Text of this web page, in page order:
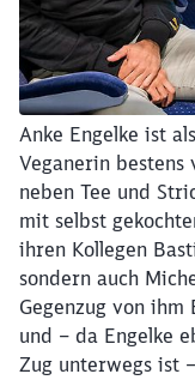
Anke Engelke ist
Veganerin
neben Tee und
mit selbst
ihren Kollegen
sondern auch
Gegenzug von
und – da Engelke
Zug unterwegs ist
Möchten
werden?